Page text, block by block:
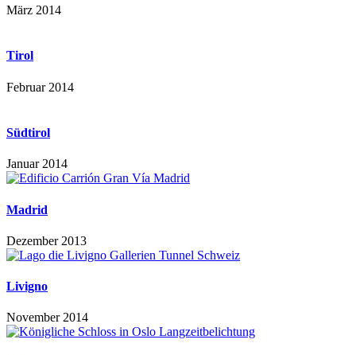
März 2014
Tirol
Februar 2014
Südtirol
Januar 2014
Madrid
Dezember 2013
Livigno
November 2014